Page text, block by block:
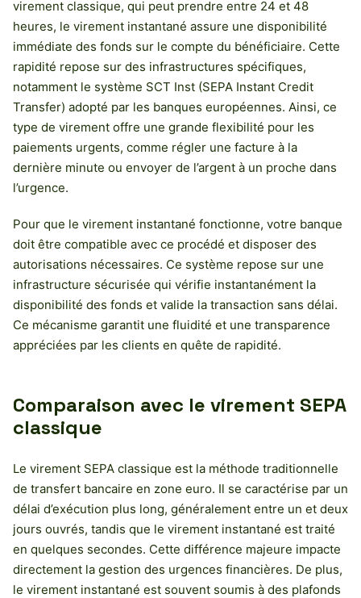
virement classique, qui peut prendre entre 24 et 48
heures, le virement instantané assure une disponibilité
immédiate des fonds sur le compte du bénéficiaire. Cette
rapidité repose sur des infrastructures spécifiques,
notamment le système SCT Inst (SEPA Instant Credit
Transfer) adopté par les banques européennes. Ainsi, ce
type de virement offre une grande flexibilité pour les
paiements urgents, comme régler une facture à la
dernière minute ou envoyer de l’argent à un proche dans
l’urgence.
Pour que le virement instantané fonctionne, votre banque
doit être compatible avec ce procédé et disposer des
autorisations nécessaires. Ce système repose sur une
infrastructure sécurisée qui vérifie instantanément la
disponibilité des fonds et valide la transaction sans délai.
Ce mécanisme garantit une fluidité et une transparence
appréciées par les clients en quête de rapidité.
Comparaison avec le virement SEPA
classique
Le virement SEPA classique est la méthode traditionnelle
de transfert bancaire en zone euro. Il se caractérise par un
délai d’exécution plus long, généralement entre un et deux
jours ouvrés, tandis que le virement instantané est traité
en quelques secondes. Cette différence majeure impacte
directement la gestion des urgences financières. De plus,
le virement instantané est souvent soumis à des plafonds